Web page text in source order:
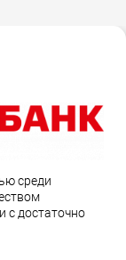
среди
с достаточно